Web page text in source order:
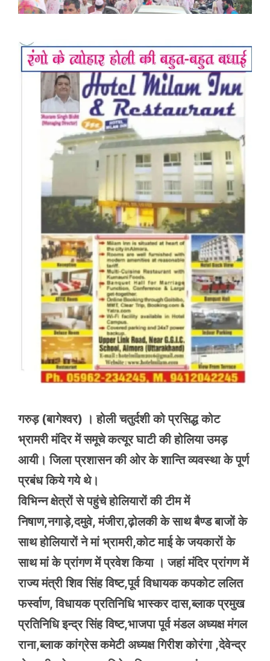
गरुड़ (बागेश्वर) । होली चतुर्दशी को प्रसिद्ध कोट
भ्रामरी मंदिर में समूचे कत्यूर घाटी की होलिया उमड़
आयी। जिला प्रशासन की ओर के शान्ति व्यवस्था के पूर्ण
प्रबंध किये गये थे।
विभिन्न क्षेत्रों से पहुंचे होलियारों की टीम में
निषाण,नगाड़े,दमुवे, मंजीरा,ढ़ोलकी के साथ बैण्ड बाजों के
साथ होलियारों ने मां भ्रामरी,कोट माई के जयकारों के
साथ मां के प्रांगण में प्रवेश किया । जहां मंदिर प्रांगण में
राज्य मंत्री शिव सिंह विष्ट,पूर्व विधायक कपकोट ललित
फर्स्वाण, विधायक प्रतिनिधि भास्कर दास,ब्लाक प्रमुख
प्रतिनिधि इन्द्र सिंह विष्ट,भाजपा पूर्व मंडल अध्यक्ष मंगल
राना,ब्लाक कांग्रेस कमेटी अध्यक्ष गिरीश कोरंगा ,देवेन्द्र